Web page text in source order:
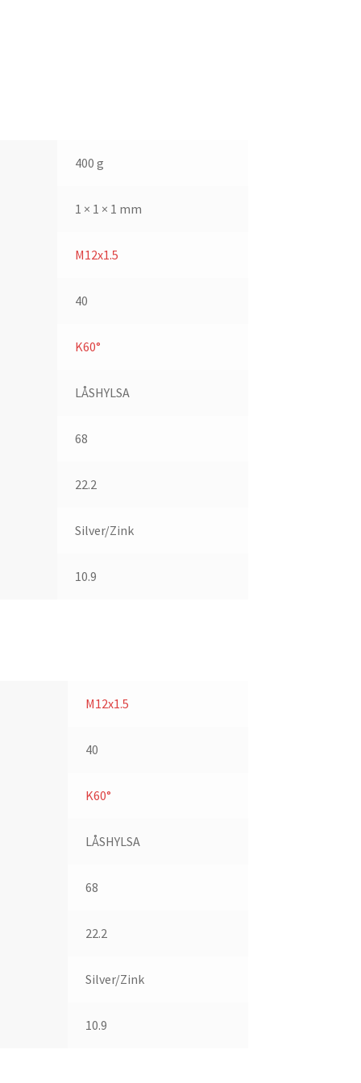
400 g
1 × 1 × 1 mm
M12x1.5
40
K60°
LÅSHYLSA
68
22.2
Silver/Zink
10.9
M12x1.5
40
K60°
LÅSHYLSA
68
22.2
Silver/Zink
10.9